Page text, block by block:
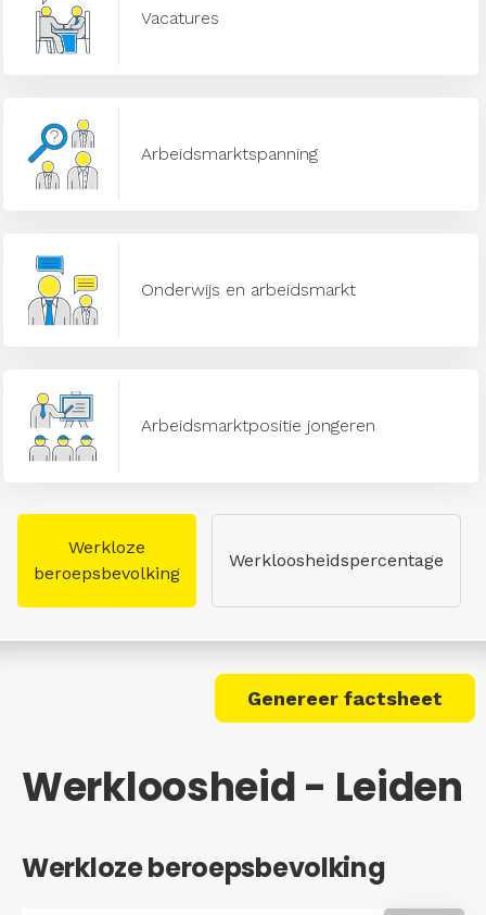
Vacatures
Arbeidsmarktspanning
Onderwijs en arbeidsmarkt
Arbeidsmarktpositie jongeren
Werkloze
beroepsbevolking
Werkloosheidspercentage
Genereer factsheet
Werkloosheid - Leiden
Werkloze beroepsbevolking